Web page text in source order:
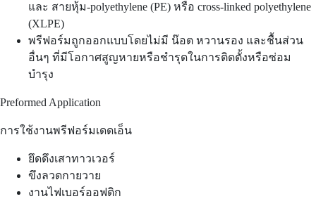
และ สายหุ้ม-polyethylene (PE) หรือ cross-linked polyethylene
(XLPE)
พรีฟอร์มถูกออกแบบโดยไม่มี น๊อต หวานรอง และชื้นส่วน
อื่นๆ ที่มีโอกาศสูญหายหรือชำรุดในการติดตั้งหรือซ่อม
บำรุง
Preformed Application
การใช้งานพรีฟอร์มเดดเอ็น
ยึดดึงเสาทาวเวอร์
ขึงลวดกายวาย
งานไฟเบอร์ออฟติก